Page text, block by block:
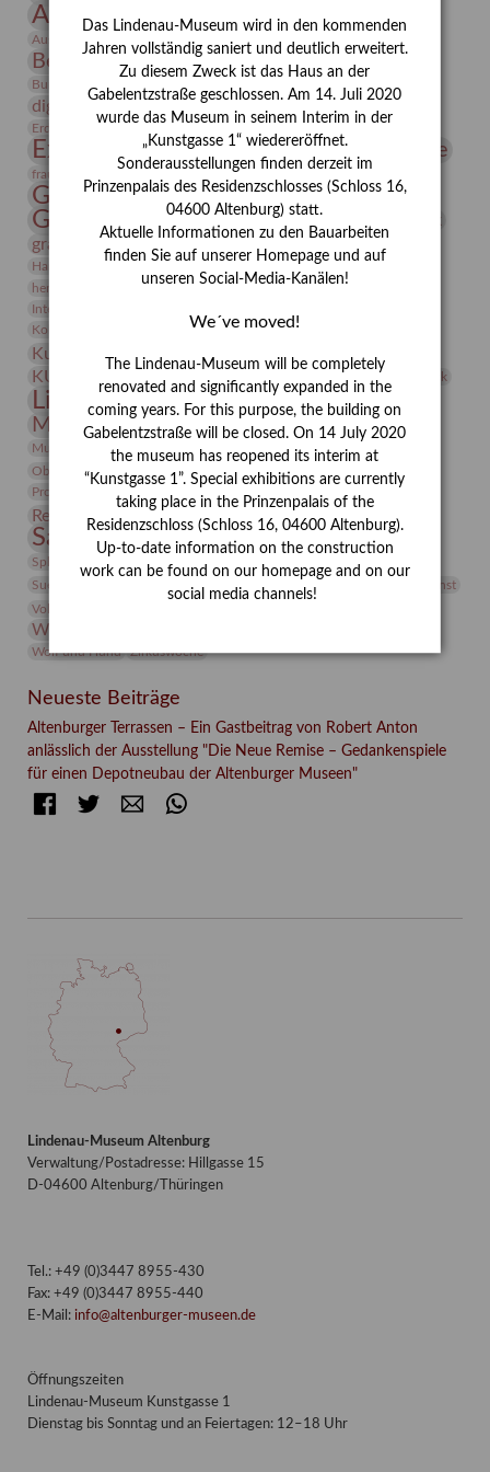
für
einen
Depotneubau
der
Altenburger
Museen"
Ausstellung
Ausstellung „Vier Winde“
Bauhaus Berlin in den Zwanziger Jahren
Bernhard August von Lindenau Bibliothek
Burg Posterstein Conrad Felixmüller
digitallabor Entartete Kunst
Erdmann Julius Dietrich
estrusker
Expressionismus Florenz Fotografie
frauen Frauen in der Antike und heute
Gerhard-Altenbourg-Preis
Gerhard Altenbourg
Gerhard Kurt Müller
Grafik
grafische sammlung
griechische Mythologie
Hanns-Conon von der Gabelentz Heinrich Kirchhoff Heldinnen
herman de vries
Integriertes Schädlingsmanagement
Kolosseum
Kooperationsausstellung Korkmodelle
Kunstmuseum Kunstvermittlung
KUNSTWAND Künstler Künstlerin Lehmbruck
Lindenau-Museum Messeakademie
Museumsgeschichte Museumsnacht
Museumspädagogik Napoleon Natur
Neue Remise
Objekt im Fokus
Paul Klee Peter Schnürpel
Pohlhof
Provenienz
Provenienzforschung
Restaurierung Restitution Rudi Lesser Ruth Wolf-Rehfeld
Sammlung Samstagszeichner
Sonderausstellung
Sphinx
studio Studio Bildende Kunst
studioDIGITAL
Suermondt-Ludwig-Museum
Vermittlung
Videokunst
Volontariat
Werkbetrachtung
Wolf und Hund
Zirkuswoche
Neueste Beiträge
Altenburger Terrassen – Ein Gastbeitrag von Robert Anton
anlässlich der Ausstellung "Die Neue Remise – Gedankenspiele
für einen Depotneubau der Altenburger Museen"
FacebookTwitter E-mail
Lindenau-Museum Altenburg
Verwaltung/Postadresse: Hillgasse 15
D-04600 Altenburg/Thüringen
Tel.: +49 (0)3447 8955-430
Fax: +49 (0)3447 8955-440
E-Mail: info@altenburger-museen.de
Öffnungszeiten
Lindenau-Museum Kunstgasse 1
Dienstag bis Sonntag und an Feiertagen: 12–18 Uhr
Das Lindenau-Museum wird in den kommenden
Jahren vollständig saniert und deutlich erweitert.
Zu diesem Zweck ist das Haus an der
Gabelentzstraße geschlossen. Am 14. Juli 2020
wurde das Museum in seinem Interim in der
„Kunstgasse 1“ wiedereröffnet.
Sonderausstellungen finden derzeit im
Prinzenpalais des Residenzschlosses (Schloss 16,
04600 Altenburg) statt.
Aktuelle Informationen zu den Bauarbeiten
finden Sie auf unserer Homepage und auf
unseren Social-Media-Kanälen!
We´ve moved!
The Lindenau-Museum will be completely
renovated and significantly expanded in the
coming years. For this purpose, the building on
Gabelentzstraße will be closed. On 14 July 2020
the museum has reopened its interim at
“Kunstgasse 1”. Special exhibitions are currently
taking place in the Prinzenpalais of the
Residenzschloss (Schloss 16, 04600 Altenburg).
Up-to-date information on the construction
work can be found on our homepage and on our
social media channels!